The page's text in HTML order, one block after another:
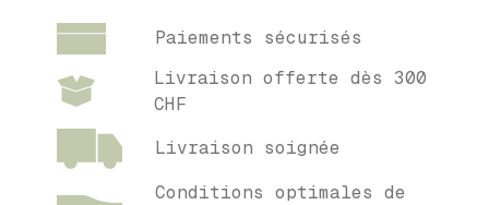
Paiements sécurisés
Livraison offerte dès 300
CHF
Livraison soignée
Conditions optimales de